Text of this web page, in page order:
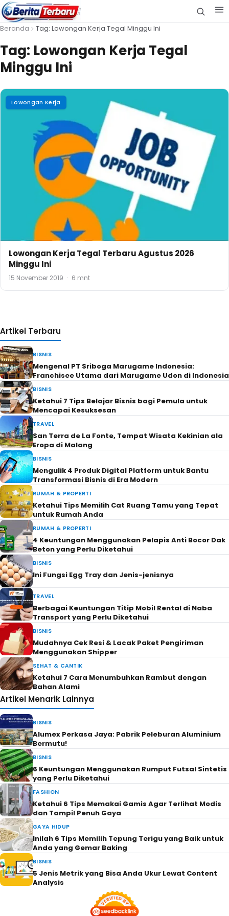
Beranda Tag: Lowongan Kerja Tegal Minggu Ini
Tag: Lowongan Kerja Tegal
Minggu Ini
Lowongan Kerja
Lowongan Kerja Tegal Terbaru Agustus 2026
Minggu Ini
15 November 2019 · 6 mnt
Artikel Terbaru
BISNIS
Mengenal PT Sriboga Marugame Indonesia:
Franchisee Utama dari Marugame Udon di Indonesia
BISNIS
Ketahui 7 Tips Belajar Bisnis bagi Pemula untuk
Mencapai Kesuksesan
TRAVEL
San Terra de La Fonte, Tempat Wisata Kekinian ala
Eropa di Malang
BISNIS
Mengulik 4 Produk Digital Platform untuk Bantu
Transformasi Bisnis di Era Modern
RUMAH & PROPERTI
Ketahui Tips Memilih Cat Ruang Tamu yang Tepat
untuk Rumah Anda
RUMAH & PROPERTI
4 Keuntungan Menggunakan Pelapis Anti Bocor Dak
Beton yang Perlu Diketahui
BISNIS
Ini Fungsi Egg Tray dan Jenis-jenisnya
TRAVEL
Berbagai Keuntungan Titip Mobil Rental di Naba
Transport yang Perlu Diketahui
BISNIS
Mudahnya Cek Resi & Lacak Paket Pengiriman
Menggunakan Shipper
SEHAT & CANTIK
Ketahui 7 Cara Menumbuhkan Rambut dengan
Bahan Alami
Artikel Menarik Lainnya
BISNIS
Alumex Perkasa Jaya: Pabrik Peleburan Aluminium
Bermutu!
BISNIS
6 Keuntungan Menggunakan Rumput Futsal Sintetis
yang Perlu Diketahui
FASHION
Ketahui 6 Tips Memakai Gamis Agar Terlihat Modis
dan Tampil Penuh Gaya
GAYA HIDUP
Inilah 6 Tips Memilih Tepung Terigu yang Baik untuk
Anda yang Gemar Baking
BISNIS
5 Jenis Metrik yang Bisa Anda Ukur Lewat Content
Analysis